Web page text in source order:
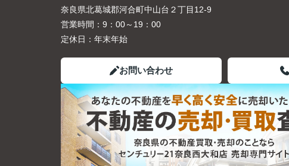
奈良県北葛城郡河合町中山台２丁目12-9
営業時間： 9：00～19：00
定休日： 年末年始
お問い合わせ